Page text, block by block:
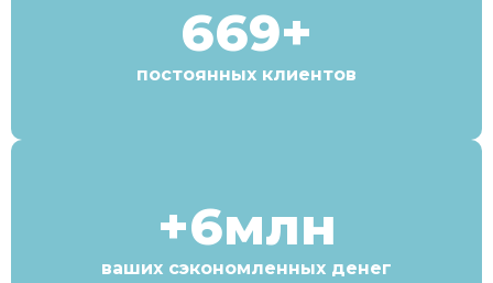
669+
постоянных клиентов
+6млн
ваших сэкономленных денег